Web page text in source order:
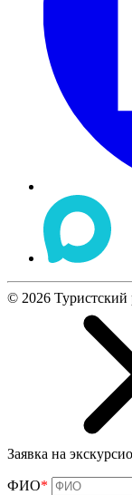
© 2026 Туристский
Заявка на
ФИО*